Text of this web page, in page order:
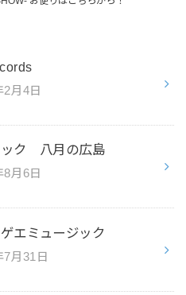
月4日
ック 八月の広島
月6日
エミュージック
7月31日